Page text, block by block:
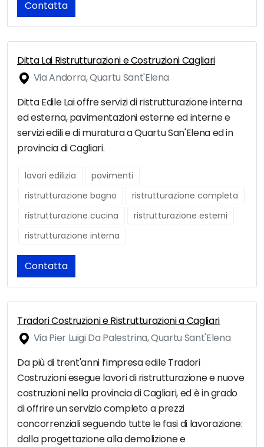
Contatta
Ditta Lai Ristrutturazioni e Costruzioni Cagliari
Via Andorra, Quartu Sant'Elena
Ditta Edile Lai offre servizi di ristrutturazione interna
ed esterna, pavimentazioni esterne ed interne e
servizi edili e di muratura a Quartu San'Elena ed in
provincia di Cagliari.
lavori edilizia
pavimenti
ristrutturazione bagno
ristrutturazione completa
ristrutturazione cucina
ristrutturazione esterni
ristrutturazione interna
Contatta
Tradori Costruzioni e Ristrutturazioni a Cagliari
Via Pier Luigi Da Palestrina, Quartu Sant'Elena
Da più di trent'anni l’impresa edile Tradori
Costruzioni esegue lavori di ristrutturazione e nuove
costruzioni nella provincia di Cagliari, ed è in grado
di offrire un servizio completo a prezzi
concorrenziali seguendo tutte le fasi di lavorazione:
dalla progettazione alla demolizione e